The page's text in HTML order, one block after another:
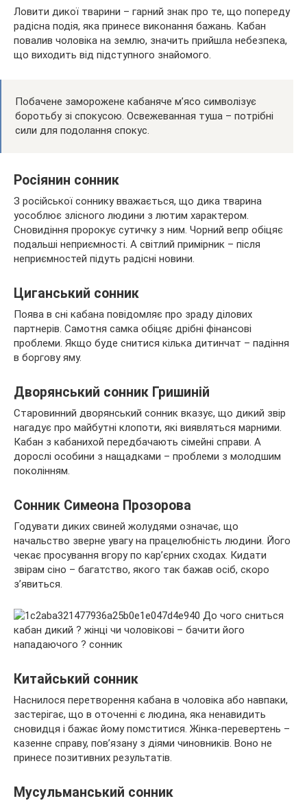
Ловити дикої тварини – гарний знак про те, що попереду
радісна подія, яка принесе виконання бажань. Кабан
повалив чоловіка на землю, значить прийшла небезпека,
що виходить від підступного знайомого.
Побачене заморожене кабаняче м’ясо символізує
боротьбу зі спокусою. Освежеванная туша – потрібні
сили для подолання спокус.
Росіянин сонник
З російської соннику вважається, що дика тварина
уособлює злісного людини з лютим характером.
Сновидіння пророкує сутичку з ним. Чорний вепр обіцяє
подальші неприємності. А світлий примірник – після
неприємностей підуть радісні новини.
Циганський сонник
Поява в сні кабана повідомляє про зраду ділових
партнерів. Самотня самка обіцяє дрібні фінансові
проблеми. Якщо буде снитися кілька дитинчат – падіння
в боргову яму.
Дворянський сонник Гришиній
Старовинний дворянський сонник вказує, що дикий звір
нагадує про майбутні клопоти, які виявляться марними.
Кабан з кабанихой передбачають сімейні справи. А
дорослі особини з нащадками – проблеми з молодшим
поколінням.
Сонник Симеона Прозорова
Годувати диких свиней жолудями означає, що
начальство зверне увагу на працелюбність людини. Його
чекає просування вгору по кар’єрних сходах. Кидати
звірам сіно – багатство, якого так бажав осіб, скоро
з’явиться.
Китайський сонник
Наснилося перетворення кабана в чоловіка або навпаки,
застерігає, що в оточенні є людина, яка ненавидить
сновидця і бажає йому помститися. Жінка-перевертень –
казенне справу, пов’язану з діями чиновників. Воно не
принесе позитивних результатів.
Мусульманський сонник